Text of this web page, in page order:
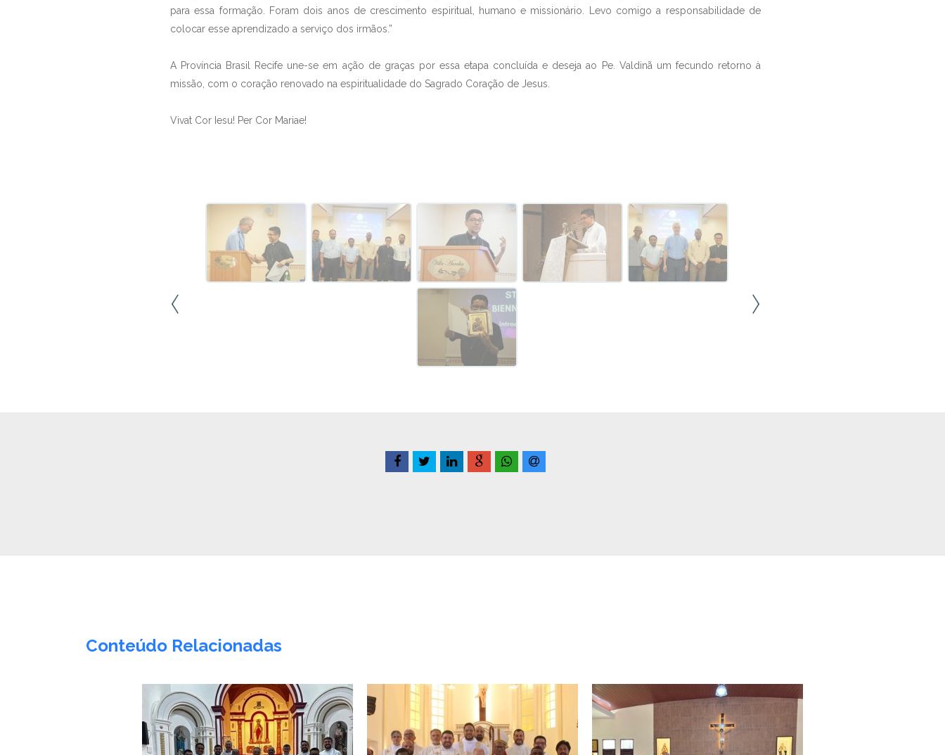
para essa formação. Foram dois anos de crescimento espiritual, humano e missionário. Levo comigo a responsabilidade de
colocar esse aprendizado a serviço dos irmãos.”
A Província Brasil Recife une-se em ação de graças por essa etapa concluída e deseja ao Pe. Valdinã um fecundo retorno à
missão, com o coração renovado na espiritualidade do Sagrado Coração de Jesus.
Vivat Cor Iesu! Per Cor Mariae!
Conteúdo Relacionadas